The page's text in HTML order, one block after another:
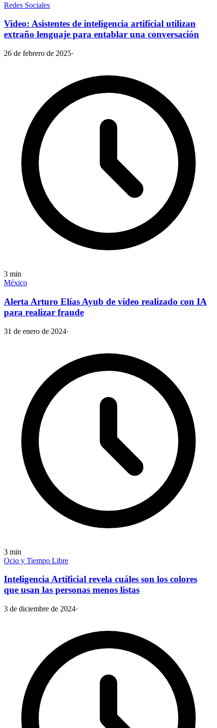
Redes Sociales
Video: Asistentes de inteligencia artificial utilizan
extraño lenguaje para entablar una conversación
26 de febrero de 2025·
3 min
México
Alerta Arturo Elías Ayub de video realizado con IA
para realizar fraude
31 de enero de 2024·
3 min
Ocio y Tiempo Libre
Inteligencia Artificial revela cuáles son los colores
que usan las personas menos listas
3 de diciembre de 2024·